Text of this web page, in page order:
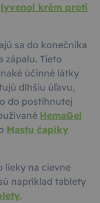
krém proti
sa do konečníka
zápalu. Tieto
účinné látky
dlhšiu úľavu,
do postihnutej
HemaGel
Mastu čapíky
lieky na cievne
napríklad tablety
.